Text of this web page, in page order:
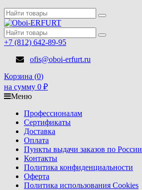
+7 (812) 642-89-95
ofis@oboi-erfurt.ru
Корзина (0)
на сумму 0 ₽
Меню
Профессионалам
Сертификаты
Доставка
Оплата
Пункты выдачи заказов по России
Контакты
Политика конфиденциальности
Оферта
Политика использования Cookies